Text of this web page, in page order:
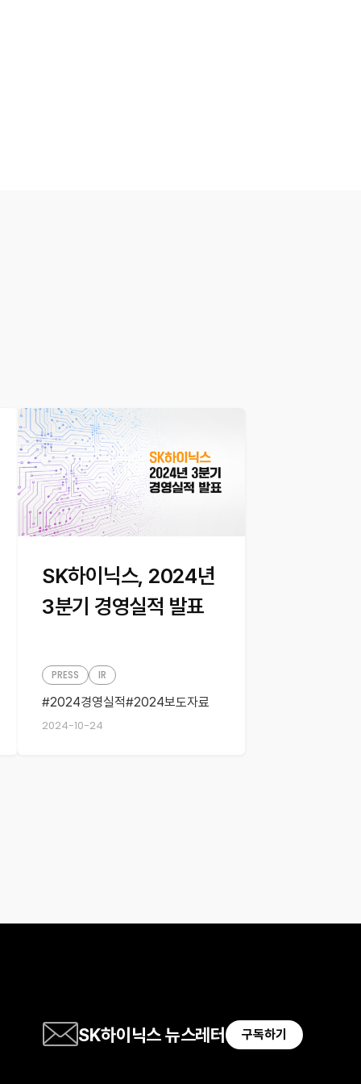
SK하이닉스, 2024년
3분기 경영실적 발표
2024-10-24
PRESS IR
2024경영실적
2024보도자료
실적발표
SK하이닉스 뉴스레터 구독하기